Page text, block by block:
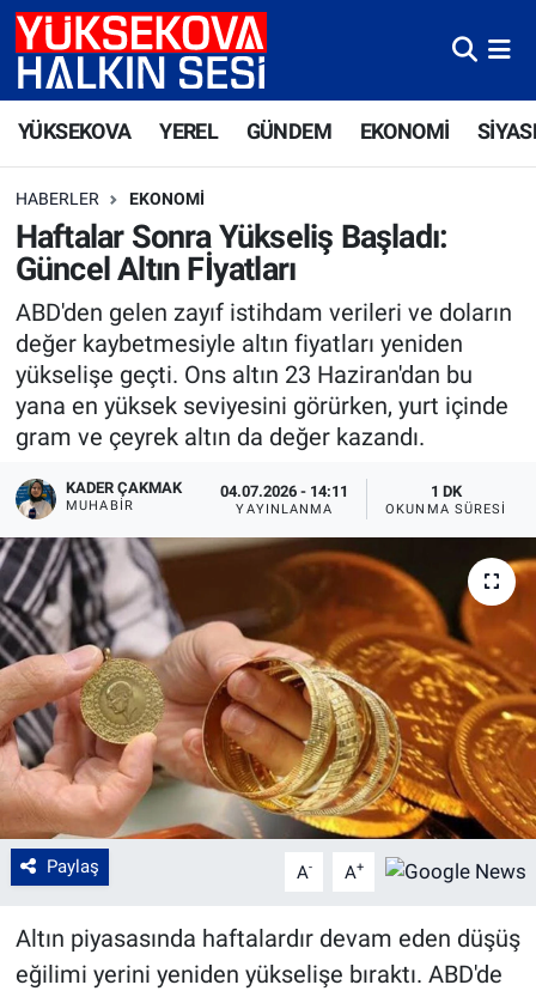
YÜKSEKOVA YEREL GÜNDEM EKONOMİ
HABERLER EKONOMI
Haftalar Sonra Yükseliş Başladı:
Güncel Altın Fİyatları
ABD'den gelen zayıf istihdam verileri ve doların
değer kaybetmesiyle altın fiyatları yeniden
yükselişe geçti. Ons altın 23 Haziran'dan bu
yana en yüksek seviyesini görürken, yurt içinde
gram ve çeyrek altın da değer kazandı.
KADER ÇAKMAK
MUHABİR
04.07.2026 - 14:11
YAYINLANMA
1 DK
OKUNMA SÜRESI
Paylaş A- A+
Altın piyasasında haftalardır devam eden düşüş
eğilimi yerini yeniden yükselişe bıraktı. ABD'de
Yüksekova Nöbetçi Eczaneler
Süper Lig Puan Durumu ve Fikstür
Tüm Manşetler
Son Dakika Haberleri
Haber Arşivi